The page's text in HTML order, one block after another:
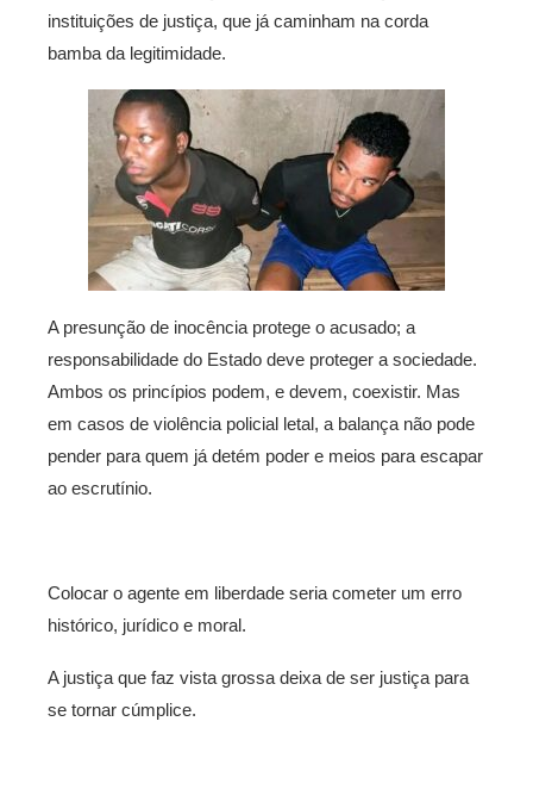
instituições de justiça, que já caminham na corda
bamba da legitimidade.
A presunção de inocência protege o acusado; a
responsabilidade do Estado deve proteger a sociedade.
Ambos os princípios podem, e devem, coexistir. Mas
em casos de violência policial letal, a balança não pode
pender para quem já detém poder e meios para escapar
ao escrutínio.
Colocar o agente em liberdade seria cometer um erro
histórico, jurídico e moral.
A justiça que faz vista grossa deixa de ser justiça para
se tornar cúmplice.